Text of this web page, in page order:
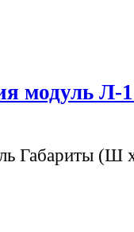
модуль Л-
Габариты (Ш